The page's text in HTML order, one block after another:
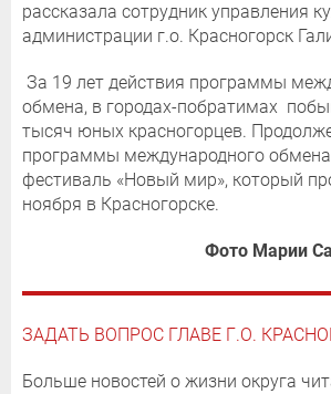
рассказала сотрудник управления
администрации г.о. Красногорск
За 19 лет действия программы
обмена, в городах-побратимах
тысяч юных красногорцев.
программы международного обмена
фестиваль «Новый мир», который
ноября в Красногорске.
Фото Марии
ЗАДАТЬ ВОПРОС ГЛАВЕ Г.О.
Больше новостей о жизни округа